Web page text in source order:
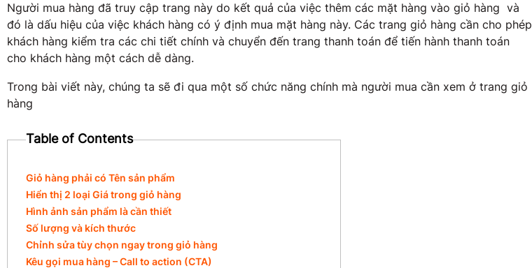
Người mua hàng đã truy cập trang này do kết quả của việc thêm các mặt hàng vào giỏ hàng và
đó là dấu hiệu của việc khách hàng có ý định mua mặt hàng này. Các trang giỏ hàng cần cho phép
khách hàng kiểm tra các chi tiết chính và chuyển đến trang thanh toán để tiến hành thanh toán
cho khách hàng một cách dễ dàng.
Trong bài viết này, chúng ta sẽ đi qua một số chức năng chính mà người mua cần xem ở trang giỏ
hàng
Table of Contents
Giỏ hàng phải có Tên sản phẩm
Hiển thị 2 loại Giá trong giỏ hàng
Hình ảnh sản phẩm là cần thiết
Số lượng và kích thước
Chỉnh sửa tùy chọn ngay trong giỏ hàng
Kêu gọi mua hàng – Call to action (CTA)